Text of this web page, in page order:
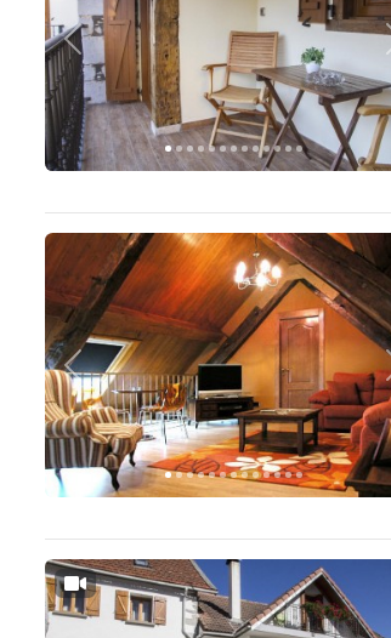
Anterior
Anterior